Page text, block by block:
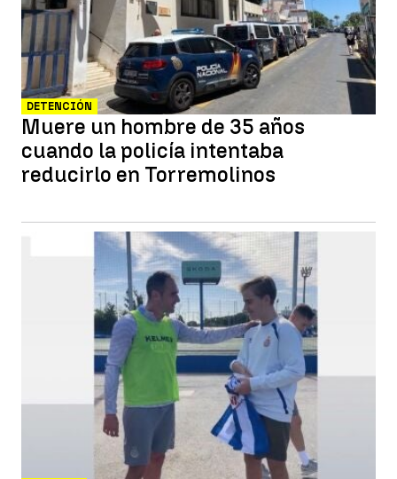
DETENCIÓN
Muere un hombre de 35 años
cuando la policía intentaba
reducirlo en Torremolinos